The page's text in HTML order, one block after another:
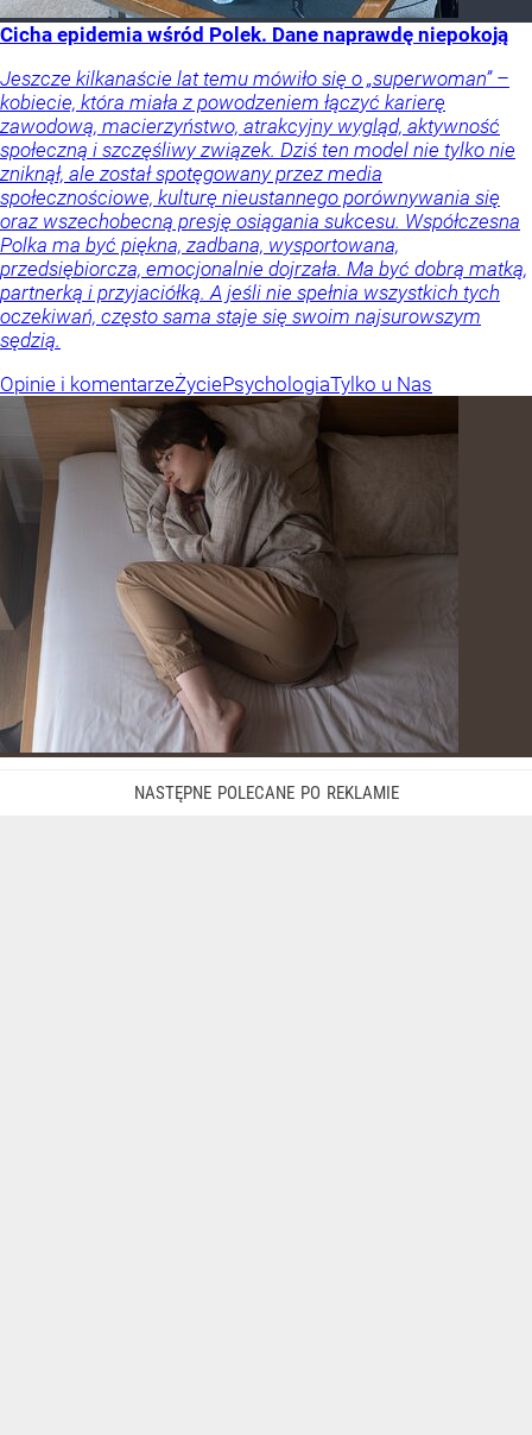
Cicha epidemia wśród Polek. Dane naprawdę niepokoją
Jeszcze kilkanaście lat temu mówiło się o „superwoman” –
kobiecie, która miała z powodzeniem łączyć karierę
zawodową, macierzyństwo, atrakcyjny wygląd, aktywność
społeczną i szczęśliwy związek. Dziś ten model nie tylko nie
zniknął, ale został spotęgowany przez media
społecznościowe, kulturę nieustannego porównywania się
oraz wszechobecną presję osiągania sukcesu. Współczesna
Polka ma być piękna, zadbana, wysportowana,
przedsiębiorcza, emocjonalnie dojrzała. Ma być dobrą matką,
partnerką i przyjaciółką. A jeśli nie spełnia wszystkich tych
oczekiwań, często sama staje się swoim najsurowszym
sędzią.
Opinie i komentarzeŻyciePsychologiaTylko u Nas